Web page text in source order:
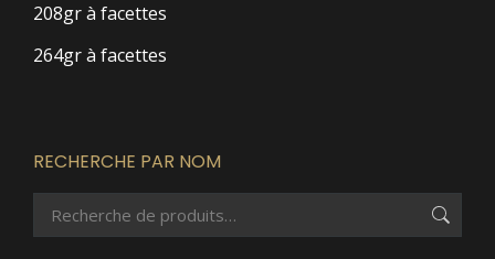
208gr à facettes
264gr à facettes
RECHERCHE PAR NOM